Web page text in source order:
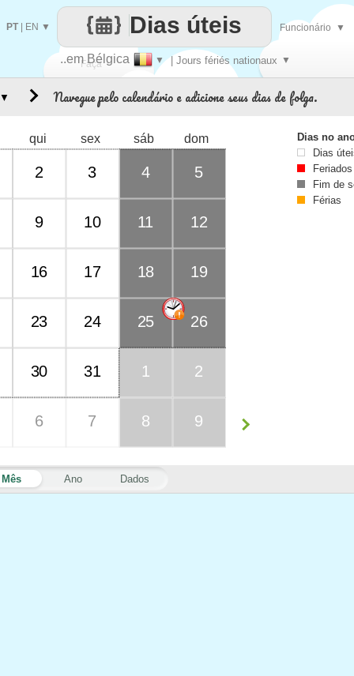
Faça
..em Bélgica ▼ | Jours fériés nationaux ▼
Dias úteis
PT| EN ▼ Funcionário ▼
Navegue pelo calendário e adicione seus dias de folga.
Mês Ano Dados
qui sex sáb dom
2 3 4 5
9 10 11 12
16 17 18 19
23 24 25 26
30 31 1 2
6 7 8 9
▼
Dias no
Dias
Feriados
Fim de
Férias